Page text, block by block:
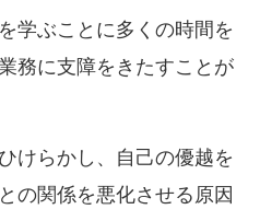
学ぶことに多くの時間を
務に支障をきたすことが
けらかし、自己の優越を
の関係を悪化させる原因